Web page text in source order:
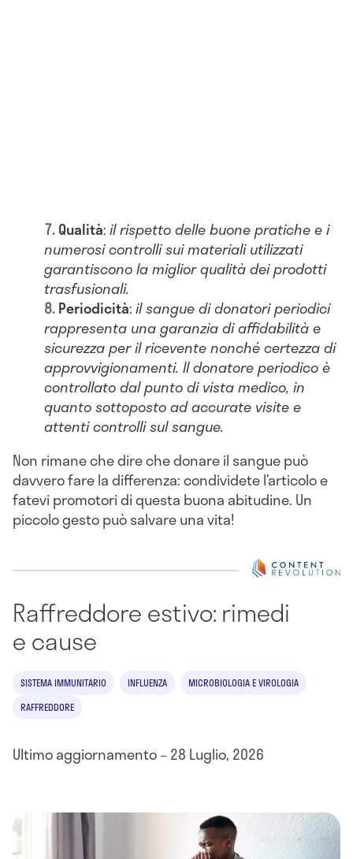
Qualità:il rispetto delle buone pratiche e i
numerosi controlli sui materiali utilizzati
garantiscono la miglior qualità dei prodotti
trasfusionali.
Periodicità:il sangue di donatori periodici
rappresenta una garanzia di affidabilità e
sicurezza per il ricevente nonché certezza di
approvvigionamenti. Il donatore periodico è
controllato dal punto di vista medico, in
quanto sottoposto ad accurate visite e
attenti controlli sul sangue.
Non rimane che dire che donare il sangue può
davvero fare la differenza: condividete l’articolo e
fatevi promotori di questa buona abitudine. Un
piccolo gesto può salvare una vita!
Raffreddore estivo: rimedi
e cause
SISTEMA IMMUNITARIO INFLUENZA
MICROBIOLOGIA E VIROLOGIA
RAFFREDDORE
Ultimo aggiornamento – 28 Luglio, 2026